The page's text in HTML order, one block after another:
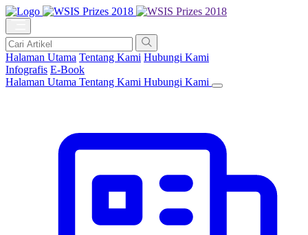
Halaman Utama Tentang Kami Hubungi Kami
Infografis E-Book
Halaman Utama Tentang Kami Hubungi Kami